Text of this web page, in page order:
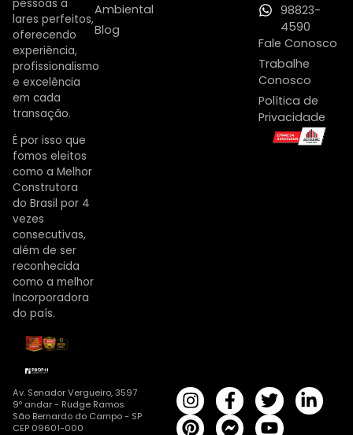
pessoas a
lares perfeitos,
oferecendo
experiência,
profissionalismo
e excelência
em cada
transação.
É por isso que
fomos eleitos
como a Melhor
Construtora
do Brasil por 4
vezes
consecutivas,
além de ser
reconhecida
como a melhor
Incorporadora
do país.
Ambiental
Blog
98823-
4590
Fale Conosco
Trabalhe
Conosco
Política de
Privacidade
Av. Senador Vergueiro, 3597
9º andar - Rudge Ramos
São Bernardo do Campo - SP
CEP 09601-000